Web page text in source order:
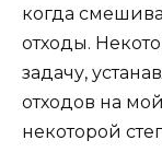
когда
отходы.
задачу,
отходов на
некоторой